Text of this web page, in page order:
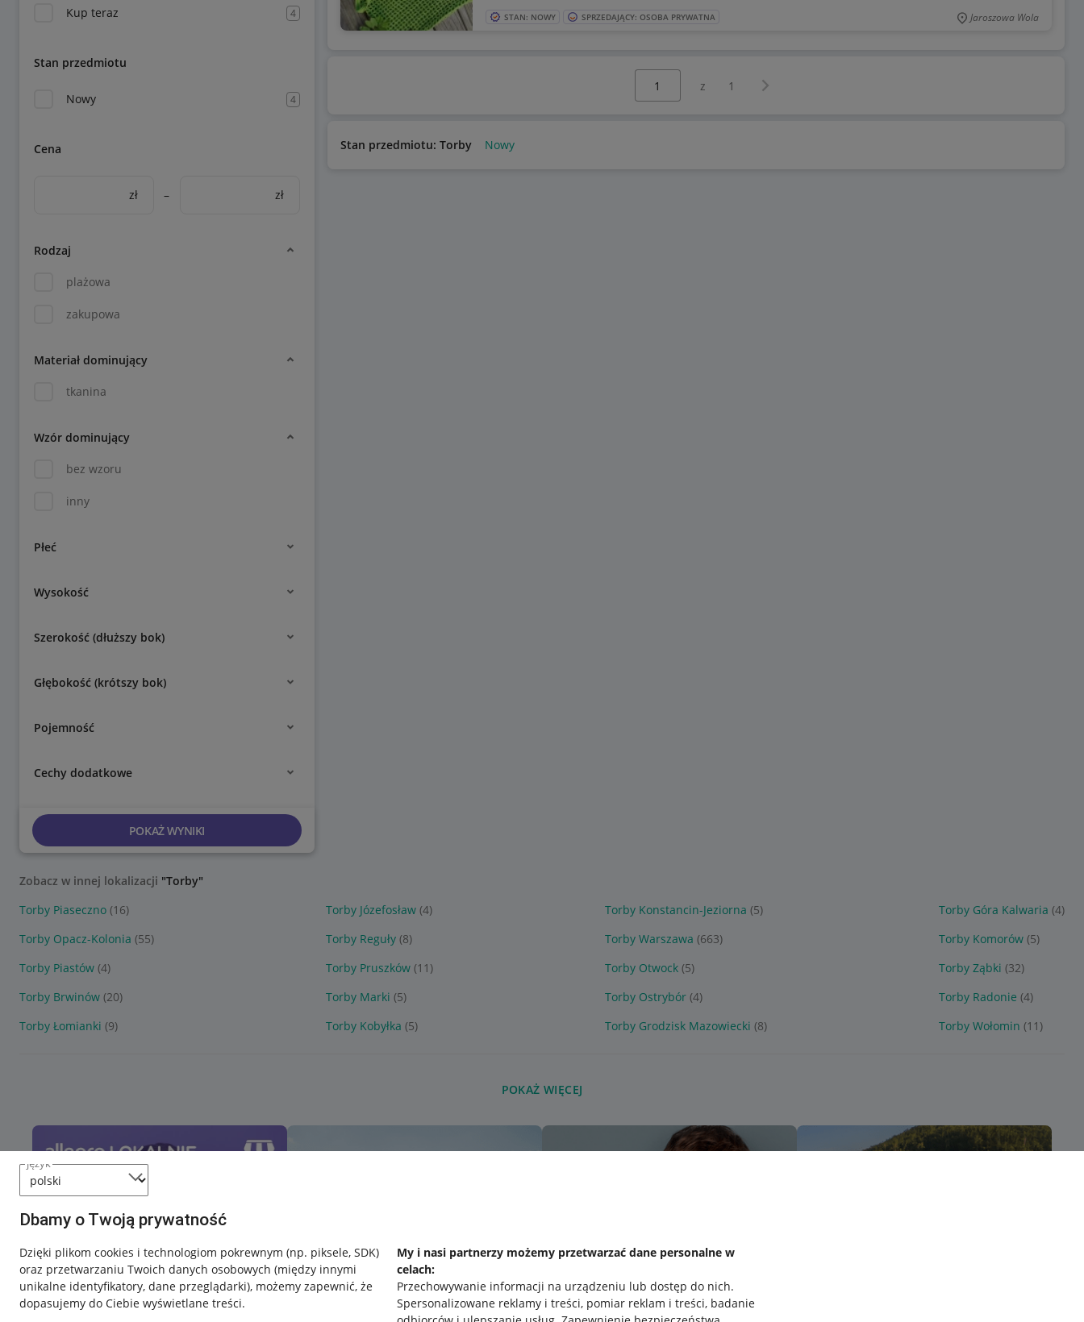
język
Dbamy o Twoją prywatność
Dzięki plikom cookies i technologiom pokrewnym (np. piksele, SDK)
oraz przetwarzaniu Twoich danych osobowych (między innymi
unikalne identyfikatory, dane przeglądarki), możemy zapewnić, że
dopasujemy do Ciebie wyświetlane treści.
My i nasi partnerzy możemy przetwarzać dane personalne w
celach:
Przechowywanie informacji na urządzeniu lub dostęp do nich.
Spersonalizowane reklamy i treści, pomiar reklam i treści, badanie
Kup teraz 4
Stan przedmiotu
Nowy 4
Cena
zł – zł
Rodzaj
plażowa
zakupowa
Materiał dominujący
tkanina
Wzór dominujący
bez wzoru
inny
Płeć
Wysokość
Szerokość (dłuższy bok)
Głębokość (krótszy bok)
Pojemność
Cechy dodatkowe
POKAŻ WYNIKI
STAN: NOWY SPRZEDAJĄCY: OSOBA PRYWATNA Jaroszowa Wola
z 1 Następna strona
Stan przedmiotu: Torby Nowy
Zobacz w innej lokalizacji "Torby"
Torby Piaseczno (16) Torby Józefosław (4) Torby Konstancin-Jeziorna (5) Torby Góra Kalwaria (4)
Torby Opacz-Kolonia (55) Torby Reguły (8) Torby Warszawa (663) Torby Komorów (5)
Torby Piastów (4) Torby Pruszków (11) Torby Otwock (5) Torby Ząbki (32)
Torby Brwinów (20) Torby Marki (5) Torby Ostrybór (4) Torby Radonie (4)
Torby Łomianki (9) Torby Kobyłka (5) Torby Grodzisk Mazowiecki (8) Torby Wołomin (11)
POKAŻ WIĘCEJ